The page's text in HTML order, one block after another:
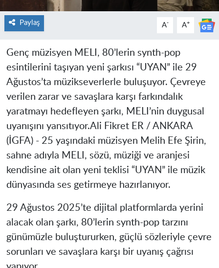
Paylaş A- A+
Genç müzisyen MELI, 80’lerin synth-pop
esintilerini taşıyan yeni şarkısı “UYAN” ile 29
Ağustos’ta müzikseverlerle buluşuyor. Çevreye
verilen zarar ve savaşlara karşı farkındalık
yaratmayı hedefleyen şarkı, MELI’nin duygusal
uyanışını yansıtıyor.Ali Fikret ER / ANKARA
(İGFA) - 25 yaşındaki müzisyen Melih Efe Şirin,
sahne adıyla MELI, sözü, müziği ve aranjesi
kendisine ait olan yeni teklisi “UYAN” ile müzik
dünyasında ses getirmeye hazırlanıyor.
29 Ağustos 2025’te dijital platformlarda yerini
alacak olan şarkı, 80’lerin synth-pop tarzını
günümüzle buluştururken, güçlü sözleriyle çevre
sorunları ve savaşlara karşı bir uyanış çağrısı